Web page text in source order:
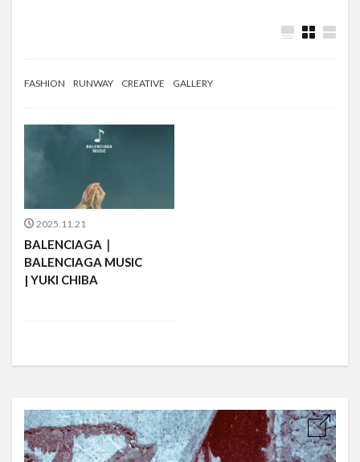
FASHION RUNWAY CREATIVE GALLERY
2025.11.21
BALENCIAGA｜
BALENCIAGA MUSIC
| YUKI CHIBA